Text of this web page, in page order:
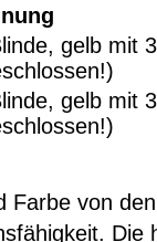
gelb mit
gelb mit
Farbe von